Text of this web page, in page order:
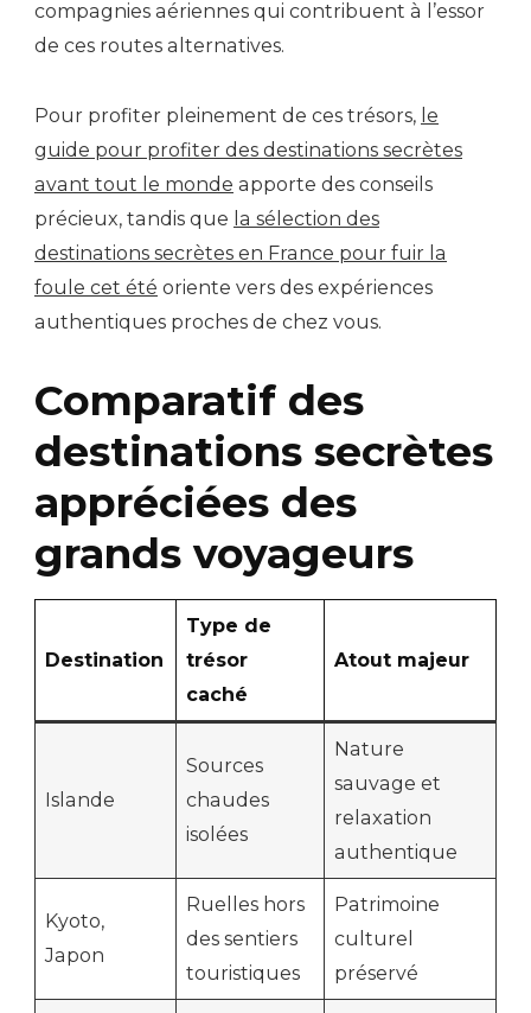
compagnies aériennes qui contribuent à l’essor
de ces routes alternatives.
Pour profiter pleinement de ces trésors, le
guide pour profiter des destinations secrètes
avant tout le monde apporte des conseils
précieux, tandis que la sélection des
destinations secrètes en France pour fuir la
foule cet été oriente vers des expériences
authentiques proches de chez vous.
Comparatif des
destinations secrètes
appréciées des
grands voyageurs
Destination
Type de
trésor
caché
Atout majeur
Islande
Sources
chaudes
isolées
Nature
sauvage et
relaxation
authentique
Kyoto,
Japon
Ruelles hors
des sentiers
touristiques
Patrimoine
culturel
préservé